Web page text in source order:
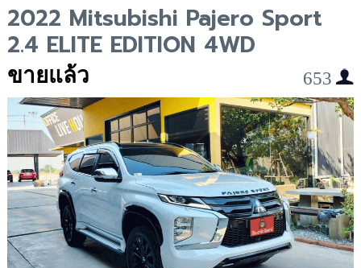
2022 Mitsubishi Pajero Sport
2.4 ELITE EDITION 4WD
ขายแล้ว 653